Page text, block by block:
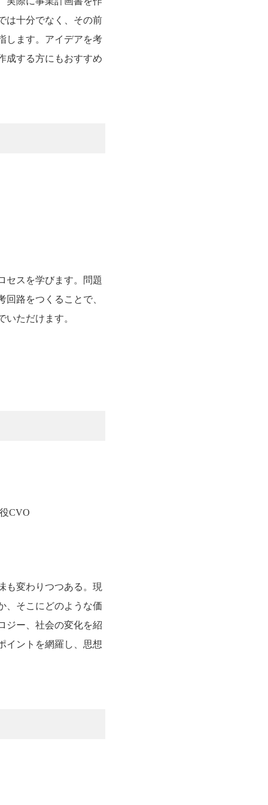
は十分でなく、その前
します。アイデアを考
成する方にもおすすめ
セスを学びます。問題
路をつくることで、
ただけます。
CVO
も変わりつつある。現
、そこにどのような価
ー、社会の変化を紹
イントを網羅し、思想